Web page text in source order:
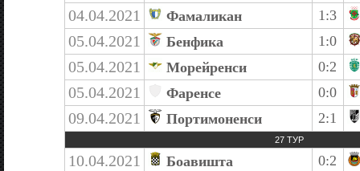
04.04.2021 Фамаликан 1:3
05.04.2021 Бенфика 1:0
05.04.2021 Морейренси 0:2
05.04.2021 Фаренсе 0:0
09.04.2021 Портимоненси 2:1
27 ТУР
10.04.2021 Боавишта 0:2